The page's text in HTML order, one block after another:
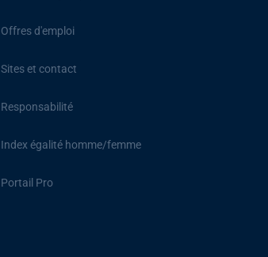
Offres d'emploi
Sites et contact
Responsabilité
Index égalité homme/femme
Portail Pro